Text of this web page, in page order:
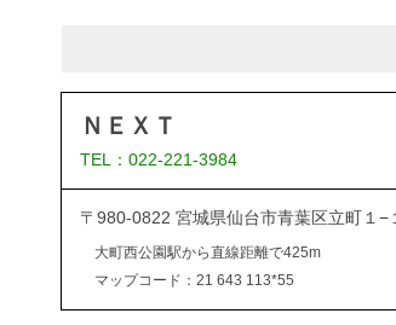
ＮＥＸＴ
TEL：022-221-3984
〒980-0822 宮城県仙台市青葉区立町１−
大町西公園駅から直線距離で425m
マップコード：21 643 113*55